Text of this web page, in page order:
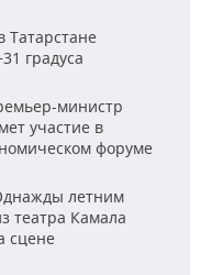
Татарстане
градуса
министр
участие в
форуме
летним
театра Камала
сцене